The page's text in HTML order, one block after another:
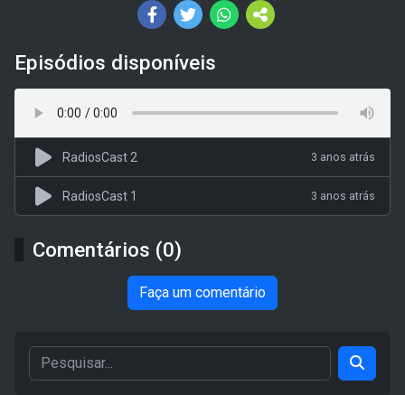
Episódios disponíveis
RadiosCast 2 3 anos atrás
RadiosCast 1 3 anos atrás
Comentários (0)
Faça um comentário